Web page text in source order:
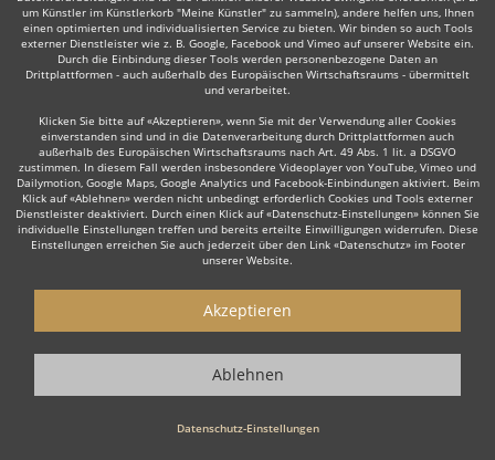
Professionell, mit Bewertungen
Die Musiker werden auf der Plattform professionell präsentiert -
Musiker - also insbesondere eine Oktoberfestband - für Ihre
Veranstaltung über eventpeppers anfragen, haben Sie die Möglichkeit
nach Ihrer Veranstaltung selbst eine Bewertung abzugeben und helfen
damit anderen Nutzern gute Musiker zu finden.
Bands für jeden Anlaß
Egal ob Hochzeit, Firmenfeier, Party, Weihnachtsfeier oder
Betriebsfeier - feiern Sie mit Stil und buchen Sie Ihre individuelle Live-
Und es kann losgehen...
Oktoberfestbands aus ganz Deutschland: individuell & professionell.
um Künstler im Künstlerkorb "Meine Künstler" zu sammeln), andere helfen uns, Ihnen
einen optimierten und individualisierten Service zu bieten. Wir binden so auch Tools
externer Dienstleister wie z. B. Google, Facebook und Vimeo auf unserer Website ein.
Durch die Einbindung dieser Tools werden personenbezogene Daten an
Drittplattformen - auch außerhalb des Europäischen Wirtschaftsraums - übermittelt
und verarbeitet.
Klicken Sie bitte auf «Akzeptieren», wenn Sie mit der Verwendung aller Cookies
einverstanden sind und in die Datenverarbeitung durch Drittplattformen auch
außerhalb des Europäischen Wirtschaftsraums nach Art. 49 Abs. 1 lit. a DSGVO
zustimmen. In diesem Fall werden insbesondere Videoplayer von YouTube, Vimeo und
Dailymotion, Google Maps, Google Analytics und Facebook-Einbindungen aktiviert. Beim
Klick auf «Ablehnen» werden nicht unbedingt erforderlich Cookies und Tools externer
Dienstleister deaktiviert. Durch einen Klick auf «Datenschutz-Einstellungen» können Sie
individuelle Einstellungen treffen und bereits erteilte Einwilligungen widerrufen. Diese
Einstellungen erreichen Sie auch jederzeit über den Link «Datenschutz» im Footer
unserer Website.
Datenschutz-Einstellungen
Akzeptieren
Ablehnen